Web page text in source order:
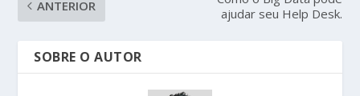
ANTERIOR
ajudar seu Help Desk.
SOBRE O AUTOR